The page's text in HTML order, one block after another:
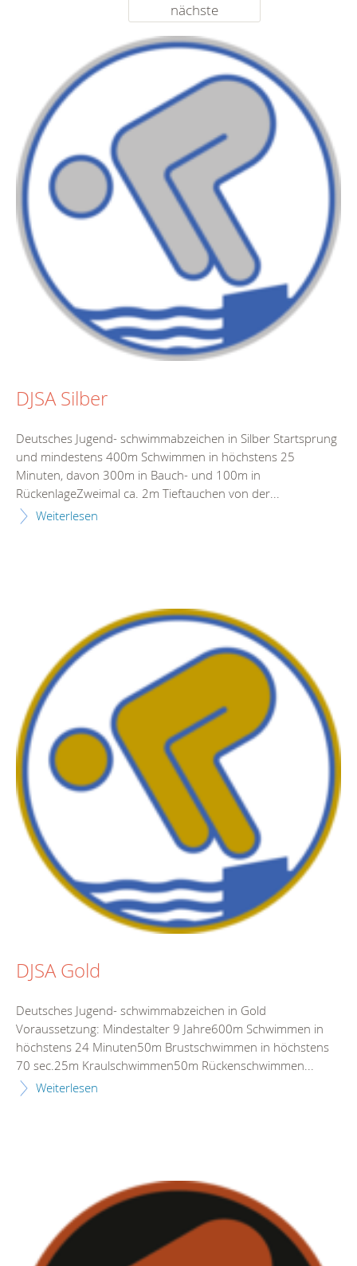
nächste
DJSA Silber
Deutsches Jugend- schwimmabzeichen in Silber Startsprung
und mindestens 400m Schwimmen in höchstens 25
Minuten, davon 300m in Bauch- und 100m in
RückenlageZweimal ca. 2m Tieftauchen von der...
Weiterlesen
DJSA Gold
Deutsches Jugend- schwimmabzeichen in Gold
Voraussetzung: Mindestalter 9 Jahre600m Schwimmen in
höchstens 24 Minuten50m Brustschwimmen in höchstens
70 sec.25m Kraulschwimmen50m Rückenschwimmen...
Weiterlesen